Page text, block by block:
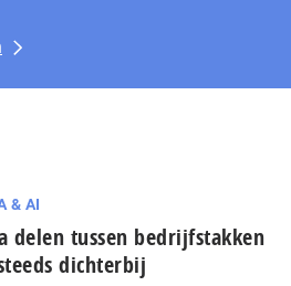
& AI
delen tussen bedrijfstakken
dichterbij